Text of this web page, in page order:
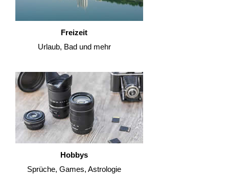
Freizeit
Urlaub, Bad und mehr
Hobbys
Sprüche, Games, Astrologie